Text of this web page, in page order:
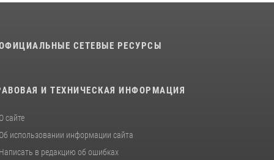
31 июля 2026, 12:08 5
СЕТЕВЫЕ РЕСУРСЫ
И ТЕХНИЧЕСКАЯ ИНФОРМАЦИЯ
О сайте
Об использовании информации сайта
Написать в редакцию об ошибках